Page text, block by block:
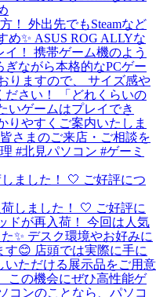
ました！ 🤍 ご好評につ